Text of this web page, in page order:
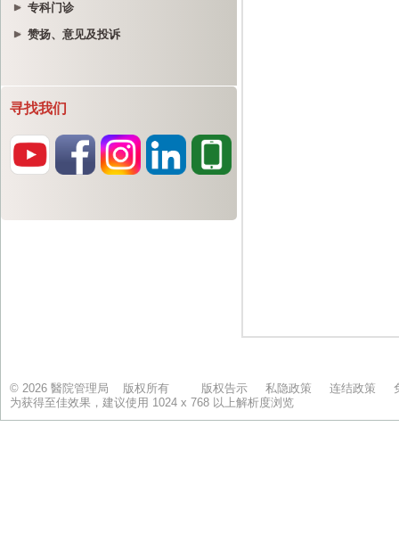
专科门诊
赞扬、意见及投诉
寻找我们
© 2026 醫院管理局 版权所有 版权告示 私隐政策 连结政策
为获得至佳效果，建议使用 1024 x 768 以上解析度浏览